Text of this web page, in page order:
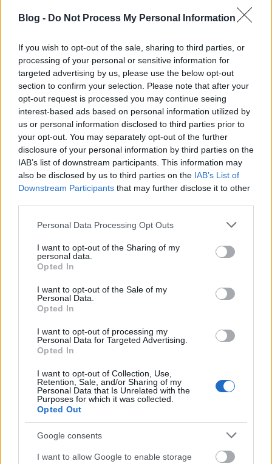
Blog - Do Not Process My Personal Information
If you wish to opt-out of the sale, sharing to third parties, or
processing of your personal or sensitive information for
targeted advertising by us, please use the below opt-out
section to confirm your selection. Please note that after your
opt-out request is processed you may continue seeing
interest-based ads based on personal information utilized by
us or personal information disclosed to third parties prior to
your opt-out. You may separately opt-out of the further
disclosure of your personal information by third parties on the
IAB’s list of downstream participants. This information may
also be disclosed by us to third parties on the IAB’s List of
Downstream Participants that may further disclose it to other
Please note that this website/app uses one or more Google
not limited to your visit or usage behaviour. You may click to
grant or deny consent to Google and its third-party tags to
use your data for below specified purposes in below Google
consent section.
Personal Data Processing Opt Outs
I want to opt-out of the Sharing of my
personal data.
Opted In
I want to opt-out of the Sale of my
Personal Data.
Opted In
I want to opt-out of processing my
Personal Data for Targeted Advertising.
Opted In
I want to opt-out of Collection, Use,
Retention, Sale, and/or Sharing of my
Personal Data that Is Unrelated with the
Purposes for which it was collected.
Opted Out
Google consents
I want to allow Google to enable storage
egyezkedik a migránsok távoltartásáról– nagyban
realizáláshoz. Ezeket aszámokat látvanehéz
elképzelni, miért lenne szüksége az Iszlám Államnak
bárkit a menekülthullámmal küldeni Európába,
hiszen minden erőforrása adott, hogy ezt
biztonságos úton megtegye.
Látni kell, hogy a Közel-Keleten totális háború zajlik,
ahol a változó szövetségi rendszerek leginkább a
síita-szunnita szembenállás mentén kristályosodnak
, és az Iszlám Állam ebben az egyik fontos
szereplő. Franciaország ezt a - valószínűleg
generációk identitását meghatározó - mini-
világháborút támogatja beduzzadó
önkényesen megrajzolta, hol húzódjanak a
térségbeli államhatárok. Mindeközben illúzió azt
gondolni, hogyértékesebb a globális északra, mint
délre születni
egyenlőtlenségeket a puszta erőszakon kívül
bármilyen európai érték vagy felsőbbrendűség
alátámasztja. Enélkül nem lenne se Iszlám Állam, se
terrorizmus. Abban pedig semmi meglepő nincs,
hogy ha egy államot bombáznak, az visszatámad.
Persze bombázzák csak és irtsák ki az Iszlám
ablakon fog visszajönni!
A szerző aHelyzet Műhelytagja.